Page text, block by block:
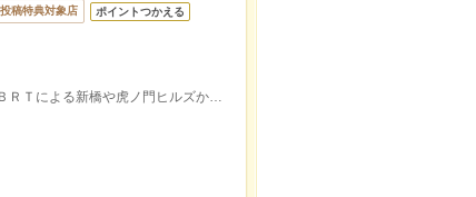
稿特典対象店 ポイントつかえる
都営大江戸線 勝どき駅 徒歩１５分（東京ＢＲＴによる新橋や虎ノ門ヒルズからのルートもあります）